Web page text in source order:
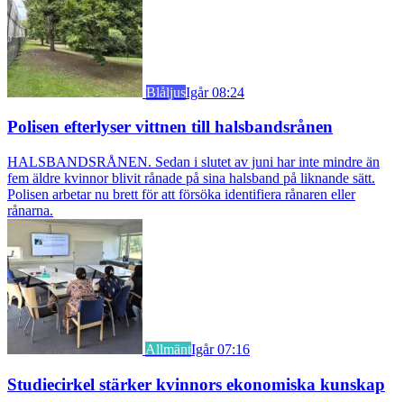
BlåljusIgår 08:24
Polisen efterlyser vittnen till halsbandsrånen
HALSBANDSRÅNEN. Sedan i slutet av juni har inte mindre än
fem äldre kvinnor blivit rånade på sina halsband på liknande sätt.
Polisen arbetar nu brett för att försöka identifiera rånaren eller
rånarna.
AllmäntIgår 07:16
Studiecirkel stärker kvinnors ekonomiska kunskap